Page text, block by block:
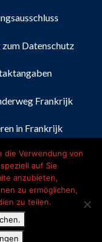
zum Datenschutz
Frankrijk
in Frankrijk
( Niederländisch)
(Französisch
Deutsch
(
die Verwendung von
auf Sie
anzubieten,
zu ermöglichen,
zu teilen.